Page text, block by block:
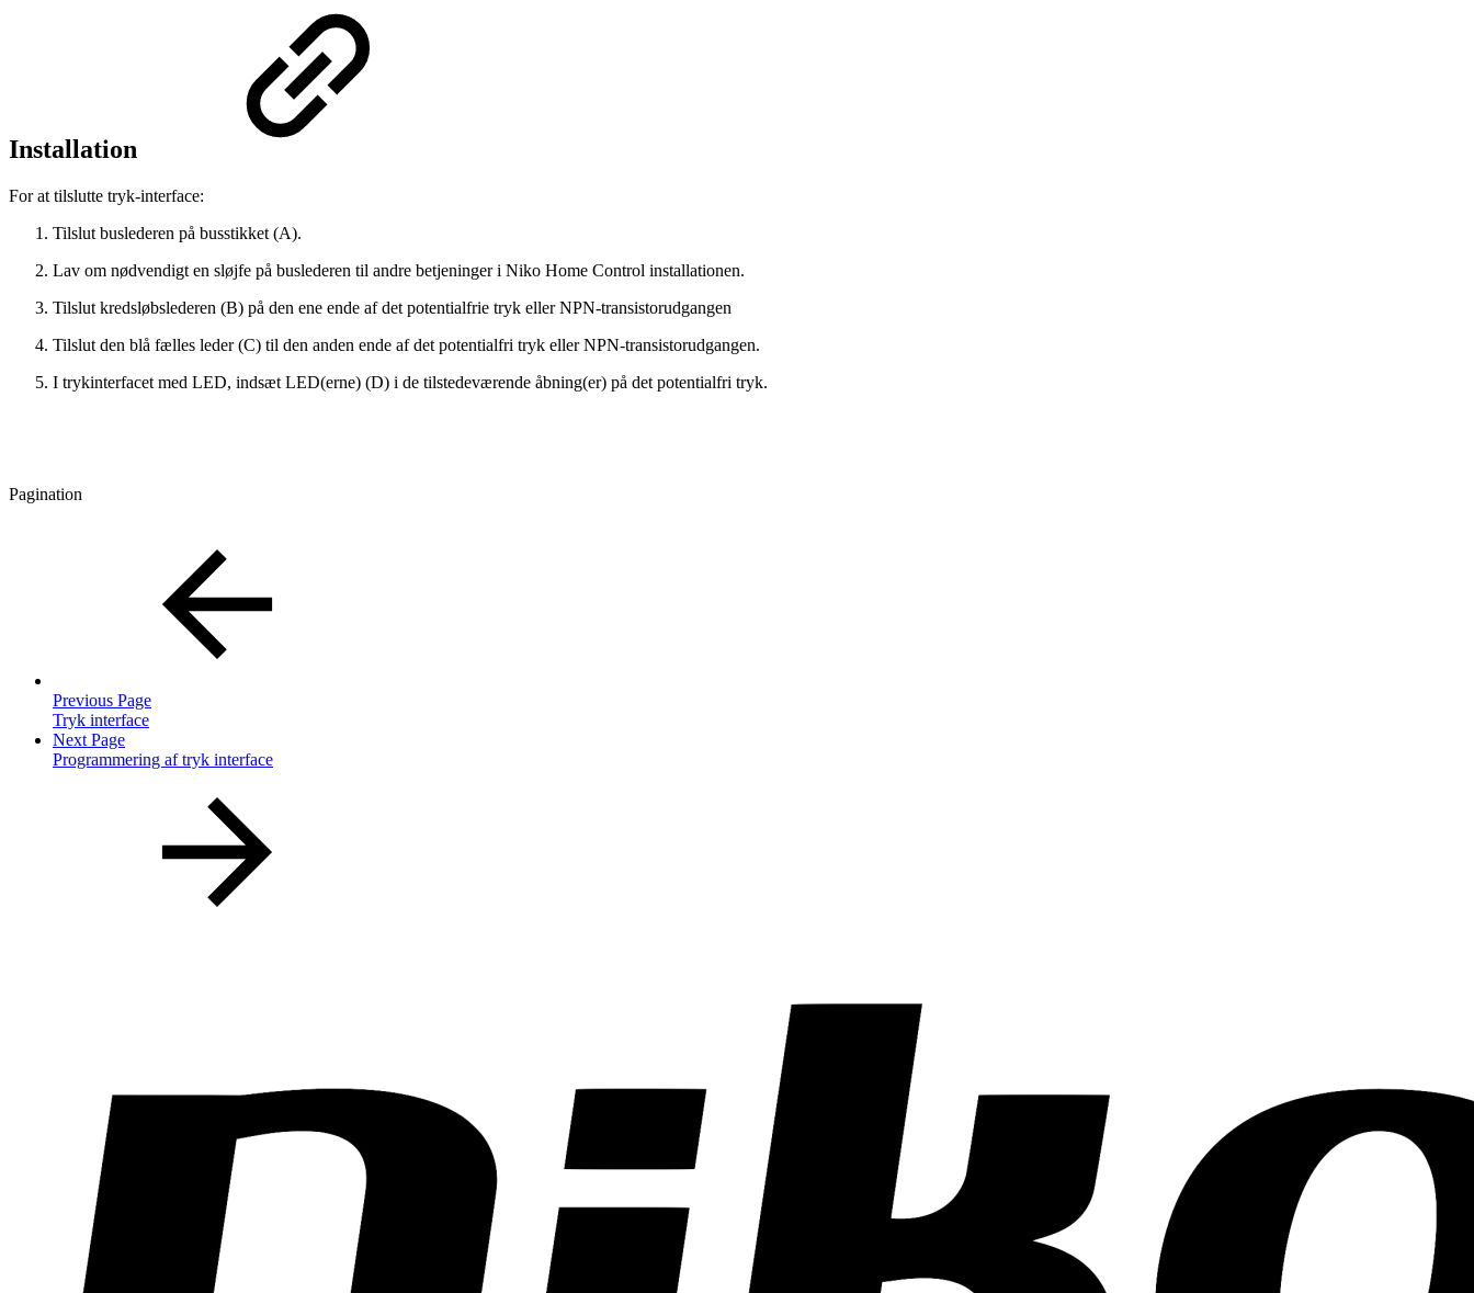
Installation
For at tilslutte tryk-interface:
Tilslut buslederen på busstikket (A).
Lav om nødvendigt en sløjfe på buslederen til andre betjeninger i Niko Home Control installationen.
Tilslut kredsløbslederen (B) på den ene ende af det potentialfrie tryk eller NPN-transistorudgangen
Tilslut den blå fælles leder (C) til den anden ende af det potentialfri tryk eller NPN-transistorudgangen.
I trykinterfacet med LED, indsæt LED(erne) (D) i de tilstedeværende åbning(er) på det potentialfri tryk.
Pagination
Previous Page
Tryk interface
Next Page
Programmering af tryk interface